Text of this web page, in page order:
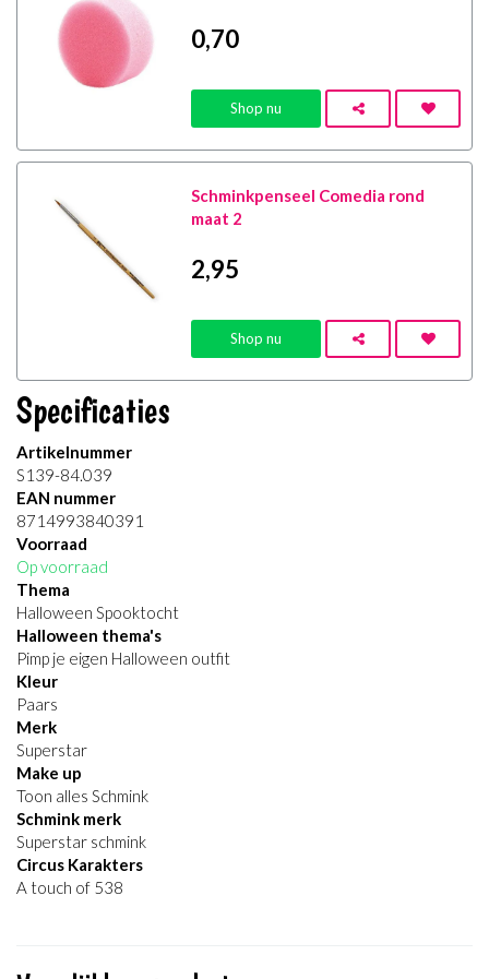
0,70
Shop nu
Schminkpenseel Comedia rond
maat 2
2,95
Shop nu
Specificaties
Artikelnummer
S139-84.039
EAN nummer
8714993840391
Voorraad
Op voorraad
Thema
Halloween Spooktocht
Halloween thema's
Pimp je eigen Halloween outfit
Kleur
Paars
Merk
Superstar
Make up
Toon alles Schmink
Schmink merk
Superstar schmink
Circus Karakters
A touch of 538